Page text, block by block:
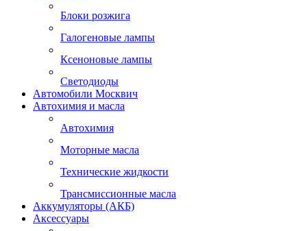
Блоки розжига
Галогеновые лампы
Ксеноновые лампы
Светодиоды
Автомобили Москвич
Автохимия и масла
Автохимия
Моторные масла
Технические жидкости
Трансмиссионные масла
Аккумуляторы (АКБ)
Аксессуары